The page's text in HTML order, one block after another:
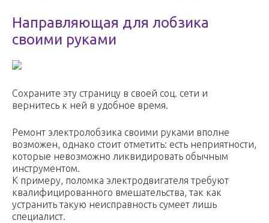
Направляющая для лобзика
своими руками
Сохраните эту страницу в своей соц. сети и
вернитесь к ней в удобное время.
Ремонт электролобзика своими руками вполне
возможен, однако стоит отметить: есть неприятности,
которые невозможно ликвидировать обычным
инструментом.
К примеру, поломка электродвигателя требуют
квалифицированного вмешательства, так как
устранить такую неисправность сумеет лишь
специалист.